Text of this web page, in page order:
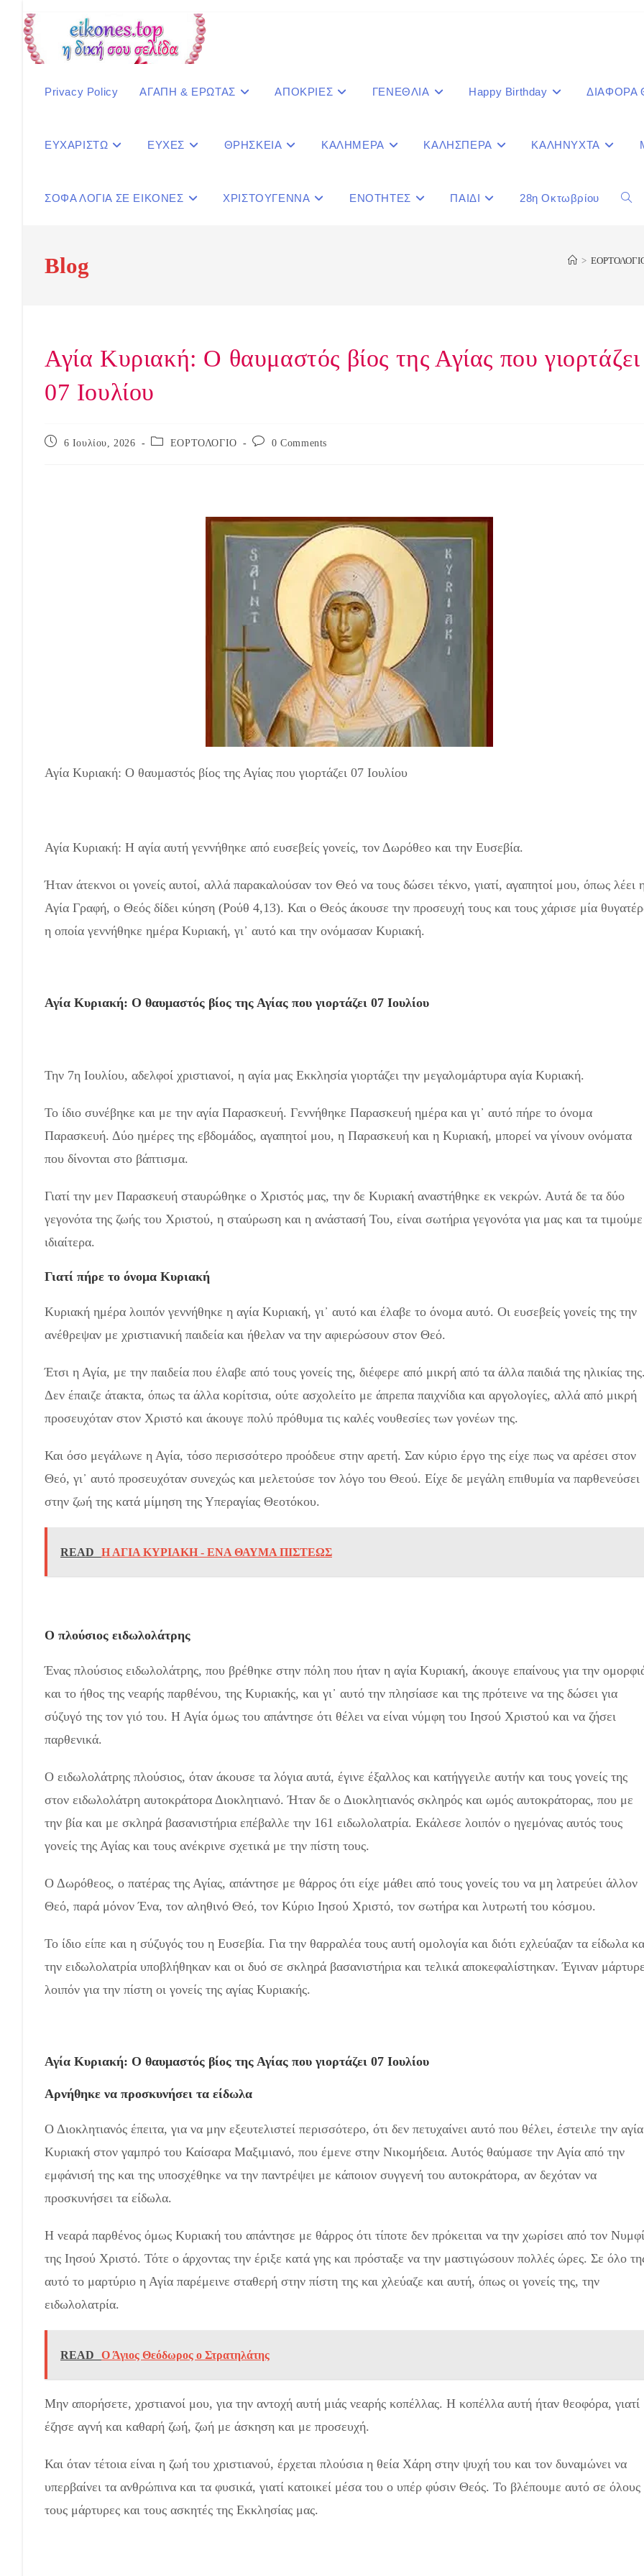
content
Privacy Policy ΑΓΑΠΗ & ΕΡΩΤΑΣ ΑΠΟΚΡΙΕΣ ΓΕΝΕΘΛΙΑ Happy Birthday ΔΙΑΦΟΡΑ
ΕΥΧΑΡΙΣΤΩ ΕΥΧΕΣ ΘΡΗΣΚΕΙΑ ΚΑΛΗΜΕΡΑ ΚΑΛΗΣΠΕΡΑ ΚΑΛΗΝΥΧΤΑ
ΣΟΦΑ ΛΟΓΙΑ ΣΕ ΕΙΚΟΝΕΣ ΧΡΙΣΤΟΥΓΕΝΝΑ ΕΝΟΤΗΤΕΣ ΠΑΙΔΙ 28η Οκτωβρίου
Blog >
Αγία Κυριακή: Ο θαυμαστός βίος της Αγίας που γιορτάζει
07 Ιουλίου
Post
6 Ιουλίου, 2026
Post ΕΟΡΤΟΛΟΓΙΟ
Post 0 Comments
Αγία Κυριακή: Ο θαυμαστός βίος της Αγίας που γιορτάζει 07 Ιουλίου
Αγία Κυριακή: Η αγία αυτή γεννήθηκε από ευσεβείς γονείς, τον Δωρόθεο και την Ευσεβία.
Ήταν άτεκνοι οι γονείς αυτοί, αλλά παρακαλούσαν τον Θεό να τους δώσει τέκνο, γιατί, αγαπητοί μου, όπως λέει
Αγία Γραφή, ο Θεός δίδει κύηση (Ρούθ 4,13). Και ο Θεός άκουσε την προσευχή τους και τους χάρισε μία
η οποία γεννήθηκε ημέρα Κυριακή, γι᾽ αυτό και την ονόμασαν Κυριακή.
Αγία Κυριακή: Ο θαυμαστός βίος της Αγίας που γιορτάζει 07 Ιουλίου
Την 7η Ιουλίου, αδελφοί χριστιανοί, η αγία μας Εκκλησία γιορτάζει την μεγαλομάρτυρα αγία Κυριακή.
Το ίδιο συνέβηκε και με την αγία Παρασκευή. Γεννήθηκε Παρασκευή ημέρα και γι᾽ αυτό πήρε το όνομα
Παρασκευή. Δύο ημέρες της εβδομάδος, αγαπητοί μου, η Παρασκευή και η Κυριακή, μπορεί να γίνουν ονόματα
που δίνονται στο βάπτισμα.
Γιατί την μεν Παρασκευή σταυρώθηκε ο Χριστός μας, την δε Κυριακή αναστήθηκε εκ νεκρών. Αυτά δε τα δύο
γεγονότα της ζωής του Χριστού, η σταύρωση και η ανάστασή Του, είναι σωτήρια γεγονότα για μας και τα τιμούμε
ιδιαίτερα.
Γιατί πήρε το όνομα Κυριακή
Κυριακή ημέρα λοιπόν γεννήθηκε η αγία Κυριακή, γι᾽ αυτό και έλαβε το όνομα αυτό. Οι ευσεβείς γονείς της την
ανέθρεψαν με χριστιανική παιδεία και ήθελαν να την αφιερώσουν στον Θεό.
Έτσι η Αγία, με την παιδεία που έλαβε από τους γονείς της, διέφερε από μικρή από τα άλλα παιδιά της ηλικίας
Δεν έπαιζε άτακτα, όπως τα άλλα κορίτσια, ούτε ασχολείτο με άπρεπα παιχνίδια και αργολογίες, αλλά από μικρή
προσευχόταν στον Χριστό και άκουγε πολύ πρόθυμα τις καλές νουθεσίες των γονέων της.
Και όσο μεγάλωνε η Αγία, τόσο περισσότερο προόδευε στην αρετή. Σαν κύριο έργο της είχε πως να αρέσει στον
Θεό, γι᾽ αυτό προσευχόταν συνεχώς και μελετούσε τον λόγο του Θεού. Είχε δε μεγάλη επιθυμία να παρθενεύσει
στην ζωή της κατά μίμηση της Υπεραγίας Θεοτόκου.
READ Η ΑΓΙΑ ΚΥΡΙΑΚΗ - ΕΝΑ ΘΑΥΜΑ ΠΙΣΤΕΩΣ
Ο πλούσιος ειδωλολάτρης
Ένας πλούσιος ειδωλολάτρης, που βρέθηκε στην πόλη που ήταν η αγία Κυριακή, άκουγε επαίνους για την
και το ήθος της νεαρής παρθένου, της Κυριακής, και γι᾽ αυτό την πλησίασε και της πρότεινε να της δώσει για
σύζυγό της τον γιό του. Η Αγία όμως του απάντησε ότι θέλει να είναι νύμφη του Ιησού Χριστού και να ζήσει
παρθενικά.
Ο ειδωλολάτρης πλούσιος, όταν άκουσε τα λόγια αυτά, έγινε έξαλλος και κατήγγειλε αυτήν και τους γονείς της
στον ειδωλολάτρη αυτοκράτορα Διοκλητιανό. Ήταν δε ο Διοκλητιανός σκληρός και ωμός αυτοκράτορας, που με
την βία και με σκληρά βασανιστήρια επέβαλλε την 161 ειδωλολατρία. Εκάλεσε λοιπόν ο ηγεμόνας αυτός τους
γονείς της Αγίας και τους ανέκρινε σχετικά με την πίστη τους.
Ο Δωρόθεος, ο πατέρας της Αγίας, απάντησε με θάρρος ότι είχε μάθει από τους γονείς του να μη λατρεύει άλλον
Θεό, παρά μόνον Ένα, τον αληθινό Θεό, τον Κύριο Ιησού Χριστό, τον σωτήρα και λυτρωτή του κόσμου.
Το ίδιο είπε και η σύζυγός του η Ευσεβία. Για την θαρραλέα τους αυτή ομολογία και διότι εχλεύαζαν τα είδωλα
την ειδωλολατρία υποβλήθηκαν και οι δυό σε σκληρά βασανιστήρια και τελικά αποκεφαλίστηκαν. Έγιναν
λοιπόν για την πίστη οι γονείς της αγίας Κυριακής.
Αγία Κυριακή: Ο θαυμαστός βίος της Αγίας που γιορτάζει 07 Ιουλίου
Αρνήθηκε να προσκυνήσει τα είδωλα
Ο Διοκλητιανός έπειτα, για να μην εξευτελιστεί περισσότερο, ότι δεν πετυχαίνει αυτό που θέλει, έστειλε την αγία
Κυριακή στον γαμπρό του Καίσαρα Μαξιμιανό, που έμενε στην Νικομήδεια. Αυτός θαύμασε την Αγία από την
εμφάνισή της και της υποσχέθηκε να την παντρέψει με κάποιον συγγενή του αυτοκράτορα, αν δεχόταν να
προσκυνήσει τα είδωλα.
Η νεαρά παρθένος όμως Κυριακή του απάντησε με θάρρος ότι τίποτε δεν πρόκειται να την χωρίσει από τον
της Ιησού Χριστό. Τότε ο άρχοντας την έριξε κατά γης και πρόσταξε να την μαστιγώσουν πολλές ώρες. Σε όλο
αυτό το μαρτύριο η Αγία παρέμεινε σταθερή στην πίστη της και χλεύαζε και αυτή, όπως οι γονείς της, την
ειδωλολατρία.
READ Ο Άγιος Θεόδωρος ο Στρατηλάτης
Μην απορήσετε, χρστιανοί μου, για την αντοχή αυτή μιάς νεαρής κοπέλλας. Η κοπέλλα αυτή ήταν θεοφόρα, γιατί
έζησε αγνή και καθαρή ζωή, ζωή με άσκηση και με προσευχή.
Και όταν τέτοια είναι η ζωή του χριστιανού, έρχεται πλούσια η θεία Χάρη στην ψυχή του και τον δυναμώνει να
υπερβαίνει τα ανθρώπινα και τα φυσικά, γιατί κατοικεί μέσα του ο υπέρ φύσιν Θεός. Το βλέπουμε αυτό σε όλους
τους μάρτυρες και τους ασκητές της Εκκλησίας μας.